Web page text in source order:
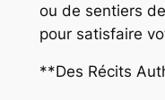
ou de sentiers
pour satisfaire
**Des Récits